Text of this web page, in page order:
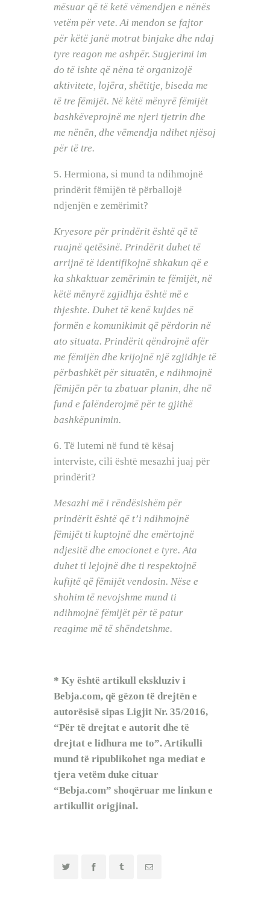
mësuar që të ketë vëmendjen e nënës
vetëm për vete. Ai mendon se fajtor
për këtë janë motrat binjake dhe ndaj
tyre reagon me ashpër. Sugjerimi im
do të ishte që nëna të organizojë
aktivitete, lojëra, shëtitje, biseda me
të tre fëmijët. Në këtë mënyrë fëmijët
bashkëveprojnë me njeri tjetrin dhe
me nënën, dhe vëmendja ndihet njësoj
për të tre.
5. Hermiona, si mund ta ndihmojnë
prindërit fëmijën të përballojë
ndjenjën e zemërimit?
Kryesore për prindërit është që të
ruajnë qetësinë. Prindërit duhet të
arrijnë të identifikojnë shkakun që e
ka shkaktuar zemërimin te fëmijët, në
këtë mënyrë zgjidhja është më e
thjeshte. Duhet të kenë kujdes në
formën e komunikimit që përdorin në
ato situata. Prindërit qëndrojnë afër
me fëmijën dhe krijojnë një zgjidhje të
përbashkët për situatën, e ndihmojnë
fëmijën për ta zbatuar planin, dhe në
fund e falënderojmë për te gjithë
bashkëpunimin.
6. Të lutemi në fund të kësaj
interviste, cili është mesazhi juaj për
prindërit?
Mesazhi më i rëndësishëm për
prindërit është që t’i ndihmojnë
fëmijët ti kuptojnë dhe emërtojnë
ndjesitë dhe emocionet e tyre. Ata
duhet ti lejojnë dhe ti respektojnë
kufijtë që fëmijët vendosin. Nëse e
shohim të nevojshme mund ti
ndihmojnë fëmijët për të patur
reagime më të shëndetshme.
* Ky është artikull ekskluziv i
Bebja.com, që gëzon të drejtën e
autorësisë sipas Ligjit Nr. 35/2016,
“Për të drejtat e autorit dhe të
drejtat e lidhura me to”. Artikulli
mund të ripublikohet nga mediat e
tjera vetëm duke cituar
“Bebja.com” shoqëruar me linkun e
artikullit origjinal.